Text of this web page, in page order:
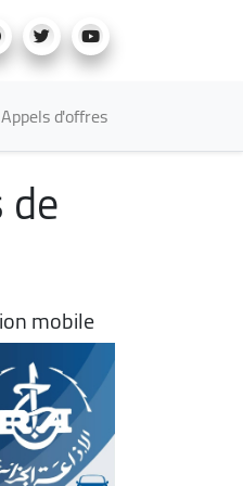
d'offres
mobile